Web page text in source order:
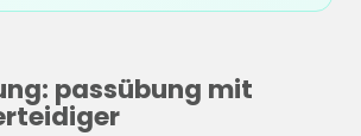
passübung mit